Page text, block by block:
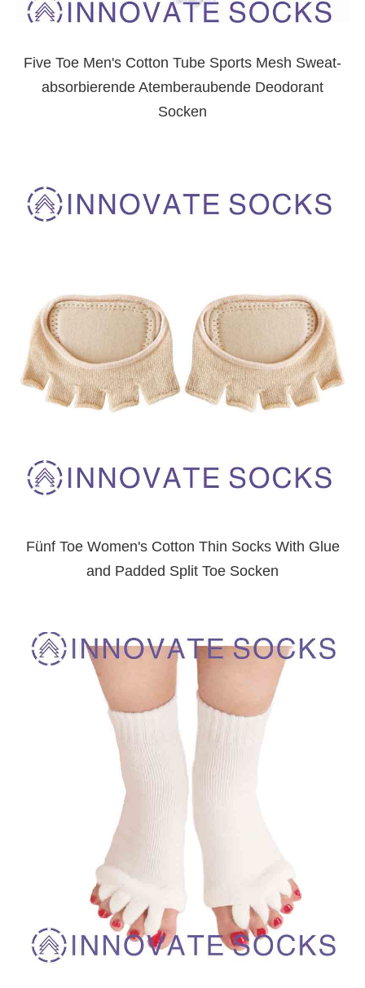
Five Toe Men's Cotton Tube Sports Mesh Sweat-
absorbierende Atemberaubende Deodorant
Socken
Fünf Toe Women's Cotton Thin Socks With Glue
and Padded Split Toe Socken